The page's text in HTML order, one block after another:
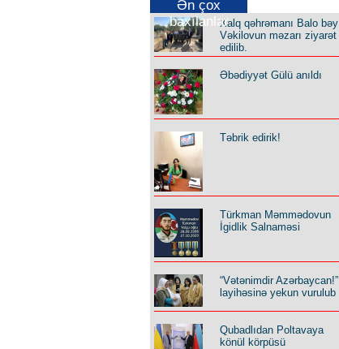
Ən çox
baxılanlarXalq qəhrəmanı Balo bəy
Vəkilovun məzarı ziyarət
edilib.
Əbədiyyət Gülü anıldı
Təbrik edirik!
Türkman Məmmədovun
İgidlik Salnaməsi
“Vətənimdir Azərbaycan!”
layihəsinə yekun vurulub
Qubadlıdan Poltavaya
könül körpüsü